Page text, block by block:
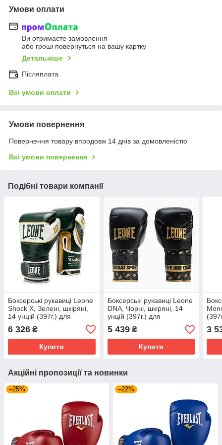
Умови оплати
Ви отримаєте замовлення
або гроші повернуться на вашу картку
Детальніше
Післяплата
Всі умови оплати
Умови повернення
Повернення товару впродовж 14 днів за домовленістю
Всі умови повернення
Подібні товари компанії
Боксерські рукавиці Leone
Shock X, Зелені, шкіряні,
14 унцій (397г.) для
спортсменів 80-90 кг.
(500213)
6 326 ₴
Купити
Боксерські рукавиці Leone
DNA, Чорні, шкіряні, 14
унцій (397г.) для
спортсменів 80-90 кг.
(500176)
5 439₴
Купити
80-
3
Акційні пропозиції та новинки
–25% –22%